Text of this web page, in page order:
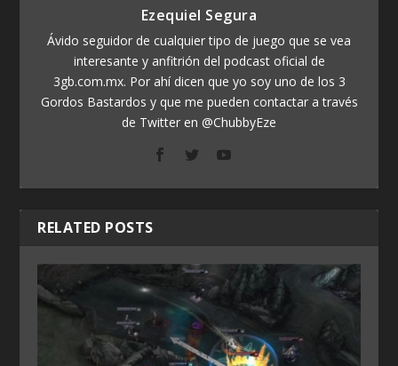
Ezequiel Segura
Ávido seguidor de cualquier tipo de juego que se vea
interesante y anfitrión del podcast oficial de
3gb.com.mx. Por ahí dicen que yo soy uno de los 3
Gordos Bastardos y que me pueden contactar a través
de Twitter en @ChubbyEze
RELATED POSTS